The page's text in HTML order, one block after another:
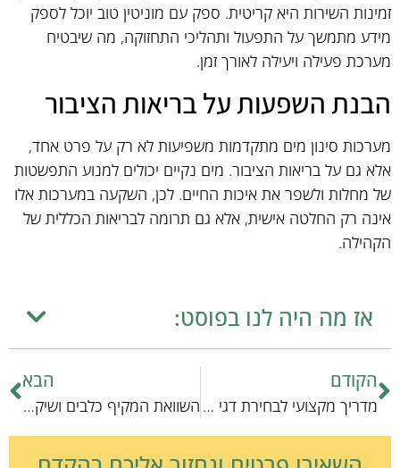
זמינות השירות היא קריטית. ספק עם מוניטין טוב יוכל לספק
מידע מתמשך על התפעול ותהליכי התחזוקה, מה שיבטיח
מערכת פעילה ויעילה לאורך זמן.
הבנת השפעות על בריאות הציבור
מערכות סינון מים מתקדמות משפיעות לא רק על פרט אחד,
אלא גם על בריאות הציבור. מים נקיים יכולים למנוע התפשטות
של מחלות ולשפר את איכות החיים. לכן, השקעה במערכות אלו
אינה רק החלטה אישית, אלא גם תרומה לבריאות הכללית של
הקהילה.
אז מה היה לנו בפוסט:
הקודם
מדריך מקצועי לבחירת דגי זהב: רשימת בדיקה מעמיקה
הבא
השוואת המקיף כלבים ושיקום: גישות שונות בשירות בעלי חיים